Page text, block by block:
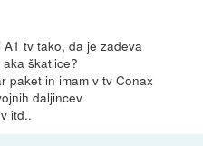
tv tako, da je zadeva
škatlice?
paket in imam v tv Conax
daljincev
itd..